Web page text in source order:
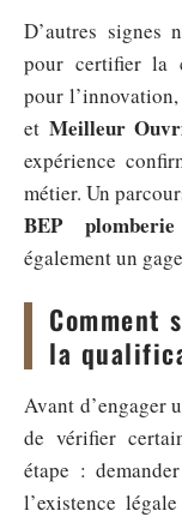
D’autres signes
pour certifier la
pour
et Meilleur
expérience
métier. Un
BEP plomberie
également un
Comment
la
Avant d’engager
de vérifier
étape :
l’existence